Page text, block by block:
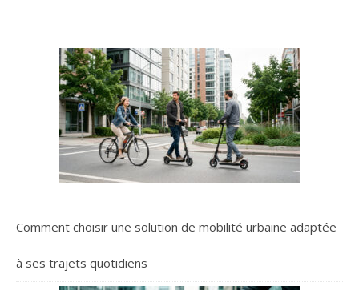
Comment choisir une solution de mobilité urbaine adaptée
à ses trajets quotidiens